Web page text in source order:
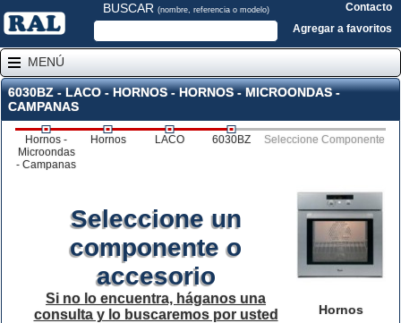
BUSCAR (nombre, referencia o modelo)
Contacto
Agregar a favoritos
MENÚ
6030BZ - LACO - HORNOS - HORNOS - MICROONDAS -
CAMPANAS
Hornos -
Microondas
- Campanas
Hornos LACO 6030BZ Seleccione Componente
Hornos
Seleccione un
componente o
accesorio
Si no lo encuentra, háganos una
consulta y lo buscaremos por usted